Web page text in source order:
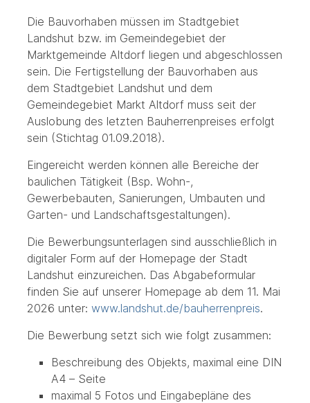
Die Bauvorhaben müssen im Stadtgebiet
Landshut bzw. im Gemeindegebiet der
Marktgemeinde Altdorf liegen und abgeschlossen
sein. Die Fertigstellung der Bauvorhaben aus
dem Stadtgebiet Landshut und dem
Gemeindegebiet Markt Altdorf muss seit der
Auslobung des letzten Bauherrenpreises erfolgt
sein (Stichtag 01.09.2018).
Eingereicht werden können alle Bereiche der
baulichen Tätigkeit (Bsp. Wohn-,
Gewerbebauten, Sanierungen, Umbauten und
Garten- und Landschaftsgestaltungen).
Die Bewerbungsunterlagen sind ausschließlich in
digitaler Form auf der Homepage der Stadt
Landshut einzureichen. Das Abgabeformular
finden Sie auf unserer Homepage ab dem 11. Mai
2026 unter: www.landshut.de/bauherrenpreis.
Die Bewerbung setzt sich wie folgt zusammen:
Beschreibung des Objekts, maximal eine DIN
A4 – Seite
maximal 5 Fotos und Eingabepläne des